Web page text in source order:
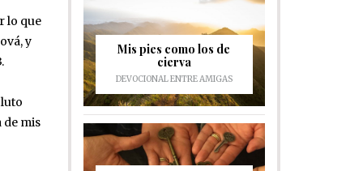
lo que
y
de mis
Mis pies como los de
cierva
DEVOCIONAL ENTRE AMIGAS